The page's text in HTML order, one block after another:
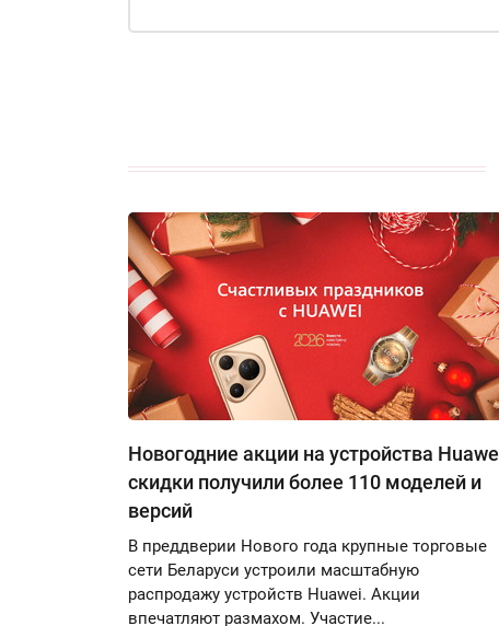
Новогодние акции на устройства
скидки получили более 110 моделей и
версий
В преддверии Нового года крупные торговые
сети Беларуси устроили масштабную
распродажу устройств Huawei. Акции
впечатляют размахом. Участие...